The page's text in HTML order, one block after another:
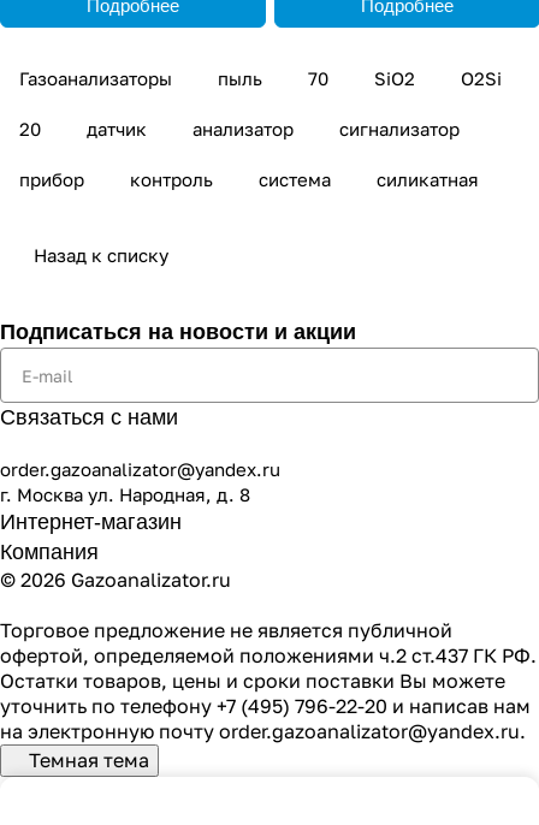
Подробнее
переноснойПодробнее
Газоанализаторы пыль 70 SiO2 O2Si
20 датчик анализатор сигнализатор
прибор контроль система силикатная
Назад к списку
Подписаться на новости и акции
Связаться с нами
order.gazoanalizator@yandex.ru
г. Москва ул. Народная, д. 8
Интернет-магазин
Компания
© 2026 Gazoanalizator.ru
Торговое предложение не является публичной
офертой, определяемой положениями ч.2 ст.437 ГК РФ.
Остатки товаров, цены и сроки поставки Вы можете
уточнить по телефону +7 (495) 796-22-20 и написав нам
на электронную почту order.gazoanalizator@yandex.ru.
Темная тема